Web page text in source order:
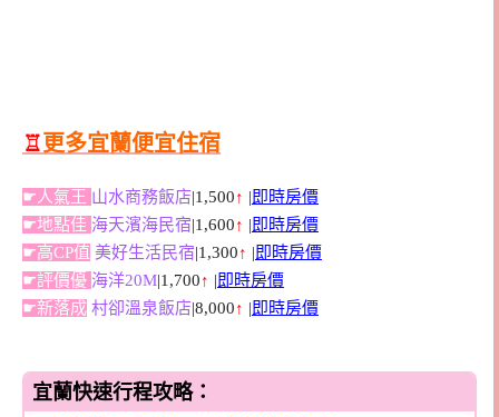
♖更多宜蘭便宜住宿
☛人氣王 山水商務飯店|1,500↑ |即時房價
☛地點佳 海天濱海民宿|1,600↑ |即時房價
☛高CP值 美好生活民宿|1,300↑ |即時房價
☛評價優 海洋20M|1,700↑ |即時房價
☛新落成 村卻溫泉飯店|8,000↑ |即時房價
宜蘭快速行程攻略：